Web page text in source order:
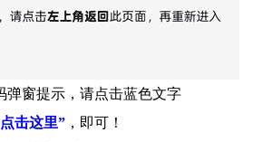
弹窗提示，请点击蓝色文字
击这里” ，即可！